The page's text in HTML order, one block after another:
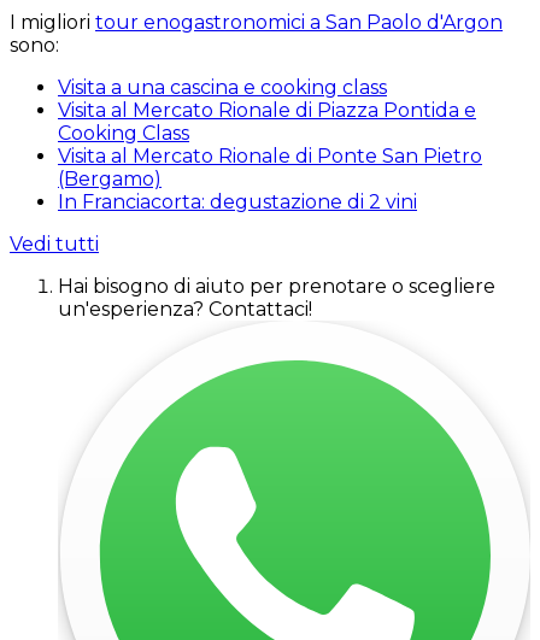
I migliori tour enogastronomici a San Paolo d'Argon
sono:
Visita a una cascina e cooking class
Visita al Mercato Rionale di Piazza Pontida e
Cooking Class
Visita al Mercato Rionale di Ponte San Pietro
(Bergamo)
In Franciacorta: degustazione di 2 vini
Vedi tutti
Hai bisogno di aiuto per prenotare o scegliere
un'esperienza? Contattaci!